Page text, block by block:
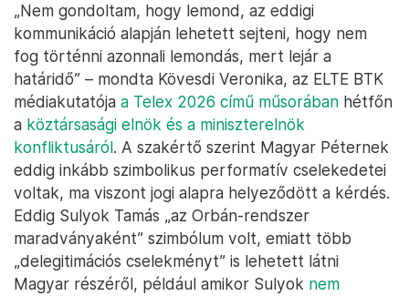
„Nem gondoltam, hogy lemond, az eddigi
kommunikáció alapján lehetett sejteni, hogy nem
fog történni azonnali lemondás, mert lejár a
határidő” – mondta Kövesdi Veronika, az ELTE BTK
médiakutatója a Telex 2026 című műsorában hétfőn
a köztársasági elnök és a miniszterelnök
konfliktusáról. A szakértő szerint Magyar Péternek
eddig inkább szimbolikus performatív cselekedetei
voltak, ma viszont jogi alapra helyeződött a kérdés.
Eddig Sulyok Tamás „az Orbán-rendszer
maradványaként” szimbólum volt, emiatt több
„delegitimációs cselekményt” is lehetett látni
Magyar részéről, például amikor Sulyok nem